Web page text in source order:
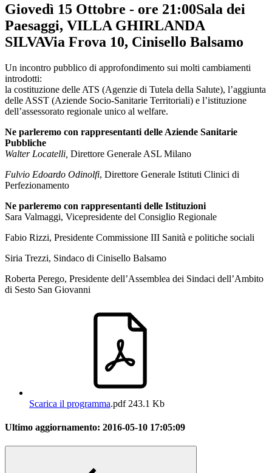
Giovedì 15 Ottobre - ore 21:00Sala dei
Paesaggi, VILLA GHIRLANDA
SILVAVia Frova 10, Cinisello Balsamo
Un incontro pubblico di approfondimento sui molti cambiamenti
introdotti:
la costituzione delle ATS (Agenzie di Tutela della Salute), l’aggiunta
delle ASST (Aziende Socio-Sanitarie Territoriali) e l’istituzione
dell’assessorato regionale unico al welfare.
Ne parleremo con rappresentanti delle Aziende Sanitarie
Pubbliche
Walter Locatelli, Direttore Generale ASL Milano
Fulvio Edoardo Odinolfi, Direttore Generale Istituti Clinici di
Perfezionamento
Ne parleremo con rappresentanti delle Istituzioni
Sara Valmaggi, Vicepresidente del Consiglio Regionale
Fabio Rizzi, Presidente Commissione III Sanità e politiche sociali
Siria Trezzi, Sindaco di Cinisello Balsamo
Roberta Perego, Presidente dell’Assemblea dei Sindaci dell’Ambito
di Sesto San Giovanni
Scarica il programma.pdf243.1 Kb
Ultimo aggiornamento: 2016-05-10 17:05:09